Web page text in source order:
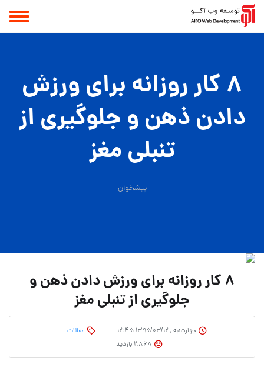
۸ کار روزانه برای ورزش
دادن ذهن و جلوگیری از
تنبلی مغز
پیشخوان
۸ کار روزانه برای ورزش دادن ذهن و
جلوگیری از تنبلی مغز
چهارشنبه , ۱۳۹۵/۰۳/۱۲ ۱۲:۴۵
مقالات